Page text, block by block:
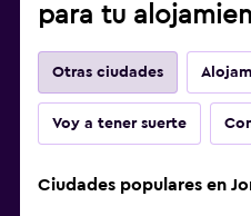
Tienda de regalos
Gimnasio
para tu
Otras ciudades
Voy a tener suerte
Ciudades populares en